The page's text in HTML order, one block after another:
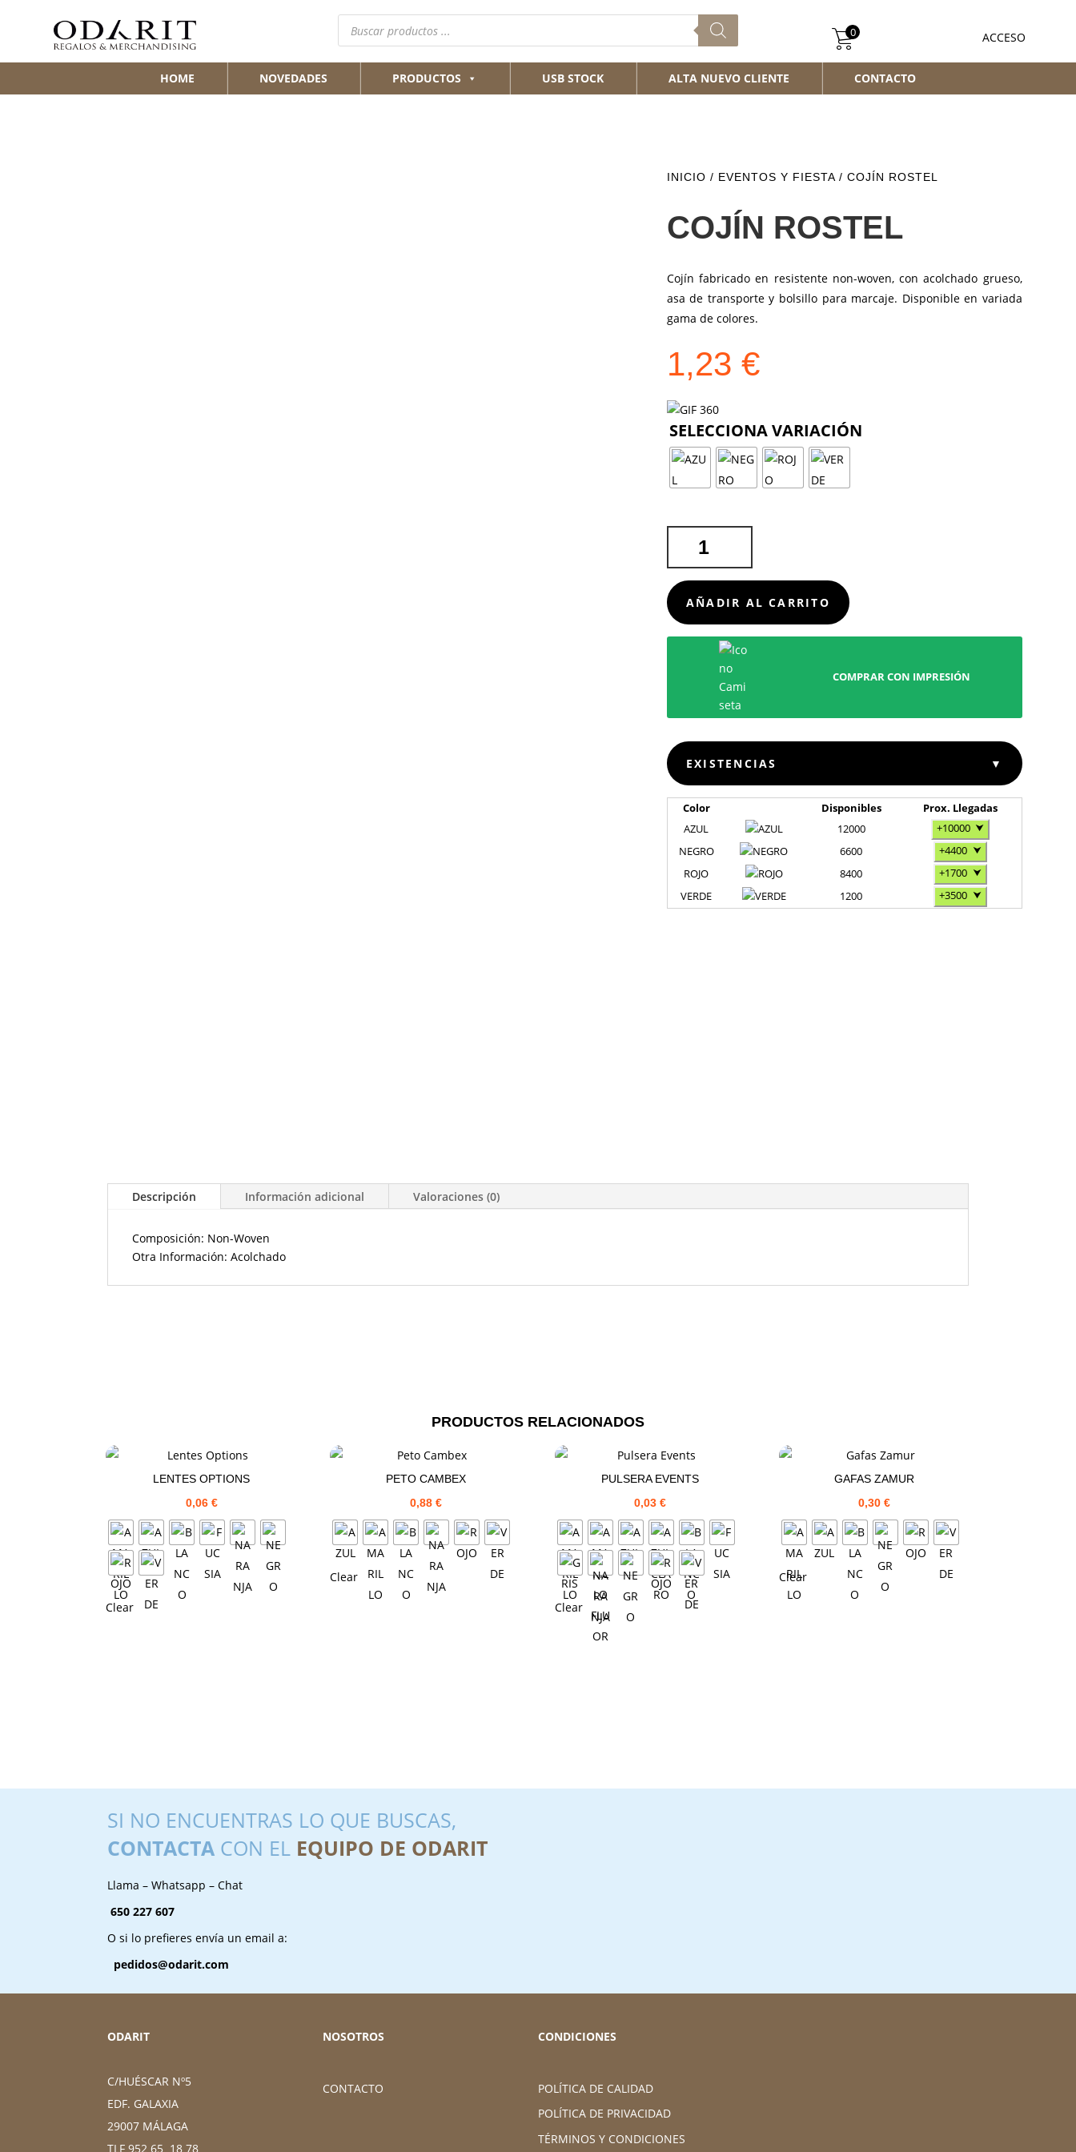
Búsqueda
productos ACCESO
0
HOME NOVEDADES PRODUCTOS USB STOCK ALTA NUEVO CLIENTE CONTACTO
INICIO / EVENTOS Y FIESTA/ COJÍN ROSTEL
COJÍN ROSTEL
Cojín fabricado en resistente non-woven, con acolchado grueso,
asa de transporte y bolsillo para marcaje. Disponible en variada
gama de colores.
1,23 €
ROSTEL
CANTIDAD
AÑADIR AL CARRITO
COMPRAR CON IMPRESIÓN
EXISTENCIAS ▼
Color Disponibles
Prox. Llegadas
AZUL
12000 +10000 ⮟
NEGRO
6600 +4400 ⮟
ROJO
8400 +1700 ⮟
VERDE
1200 +3500 ⮟
Descripción Información adicional Valoraciones (0)
Composición: Non-Woven
Otra Información: Acolchado
PRODUCTOS RELACIONADOS
LENTES OPTIONS
0,06 €
Clear
PETO CAMBEX
0,88 €
Clear
PULSERA EVENTS
0,03€
Clear
GAFAS ZAMUR
0,30€
Clear
SI NO ENCUENTRAS LO QUE BUSCAS,
CONTACTA CON EL EQUIPO DE ODARIT
Llama – Whatsapp – Chat
650 227 607
O si lo prefieres envía un email a:
pedidos@odarit.com
ODARIT
C/HUÉSCAR Nº5
EDF. GALAXIA
29007 MÁLAGA
TLF 952 65 18 78
NOSOTROS
CONTACTO
CONDICIONES
POLÍTICA DE CALIDAD
POLÍTICA DE PRIVACIDAD
TÉRMINOS Y CONDICIONES